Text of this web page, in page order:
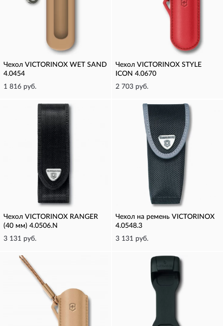
Чехол VICTORINOX WET SAND
4.0454
1 816 руб.
Чехол VICTORINOX STYLE
ICON 4.0670
2 703 руб.
Чехол VICTORINOX RANGER
(40 мм) 4.0506.N
3 131 руб.
Чехол на ремень VICTORINOX
4.0548.3
3 131 руб.